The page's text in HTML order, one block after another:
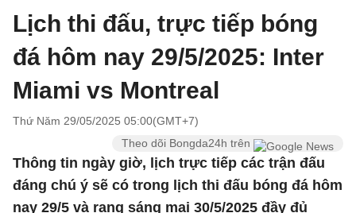
Lịch thi đấu, trực tiếp bóng
đá hôm nay 29/5/2025: Inter
Miami vs Montreal
Thứ Năm 29/05/2025 05:00(GMT+7)
Theo dõi Bongda24h trên
Thông tin ngày giờ, lịch trực tiếp các trận đấu
đáng chú ý sẽ có trong lịch thi đấu bóng đá hôm
nay 29/5 và rạng sáng mai 30/5/2025 đầy đủ